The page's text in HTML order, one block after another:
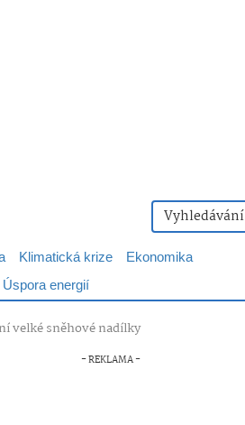
Vyhledávání
Klimatická krize
Ekonomika
Úspora energií
velké sněhové nadílky